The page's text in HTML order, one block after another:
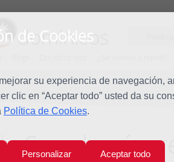
de Cookies
su experiencia de navegación,
clic en “Aceptar todo” usted da su
Política de Cookies.
Personalizar Aceptar todo
dominicos
¿Se volverá a